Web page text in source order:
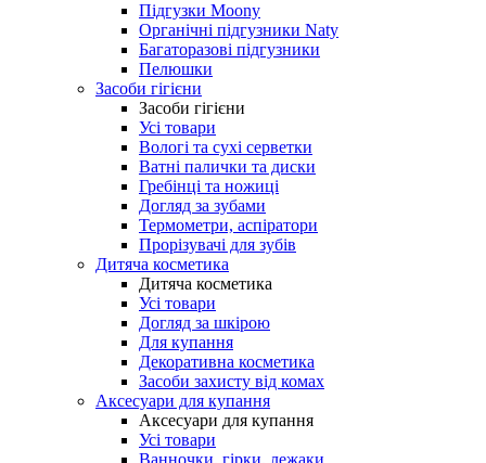
Підгузки Moony
Органічні підгузники Naty
Багаторазові підгузники
Пелюшки
Засоби гігієни
Засоби гігієни
Усі товари
Вологі та сухі серветки
Ватні палички та диски
Гребінці та ножиці
Догляд за зубами
Термометри, аспіратори
Прорізувачі для зубів
Дитяча косметика
Дитяча косметика
Усі товари
Догляд за шкірою
Для купання
Декоративна косметика
Засоби захисту від комах
Аксесуари для купання
Аксесуари для купання
Усі товари
Ванночки, гірки, лежаки